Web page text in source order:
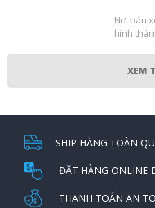
Nơi bán
hình
XEM
SHIP HÀNG TOÀN
ĐẶT HÀNG ONLINE
THANH TOÁN AN